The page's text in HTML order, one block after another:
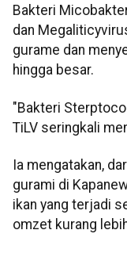
Bakteri
dan
gurame dan
hingga besar.
"Bakteri
TiLV seringkali
Ia mengatakan,
gurami di
ikan yang terjadi
omzet kurang